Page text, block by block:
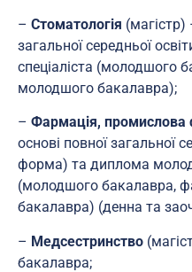
– Стоматологія (магістр)
загальної середньої
спеціаліста (молодшого
молодшого бакалавра);
– Фармація, промислова
основі повної загальної
форма) та диплома
(молодшого бакалавра,
бакалавра) (денна та
– Медсестринство
бакалавра;